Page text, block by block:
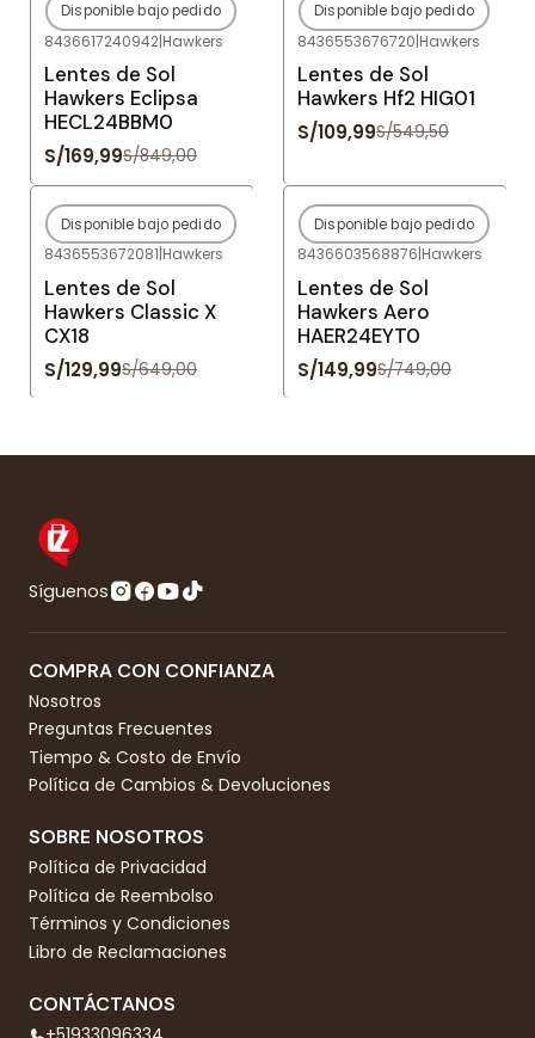
-80%OFF
Agotado
Disponible bajo pedido
8436617240942|Hawkers
Lentes de Sol
Hawkers Eclipsa
HECL24BBM0
S/169,99S/849,00
-80%OFF
Agotado
Disponible bajo pedido
8436553676720|Hawkers
Lentes de Sol
Hawkers Hf2 HIG01
S/109,99S/549,50
-80%OFF
Agotado
Disponible bajo pedido
8436553672081|Hawkers
Lentes de Sol
Hawkers Classic X
CX18
S/129,99S/649,00
-80%OFF
Agotado
Disponible bajo pedido
8436603568876|Hawkers
Lentes de Sol
Hawkers Aero
HAER24EYT0
S/149,99S/749,00
Síguenos
COMPRA CON CONFIANZA
Nosotros
Preguntas Frecuentes
Tiempo & Costo de Envío
Política de Cambios & Devoluciones
SOBRE NOSOTROS
Política de Privacidad
Política de Reembolso
Términos y Condiciones
Libro de Reclamaciones
CONTÁCTANOS